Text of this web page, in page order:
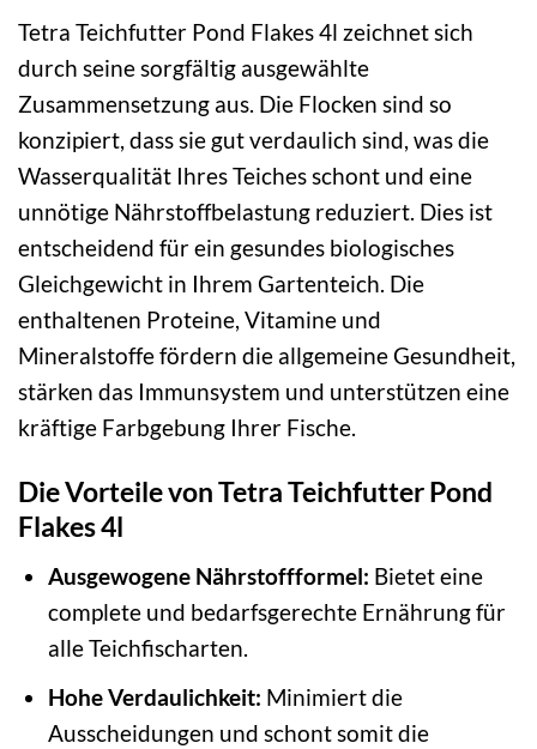
Tetra Teichfutter Pond Flakes 4l zeichnet sich
durch seine sorgfältig ausgewählte
Zusammensetzung aus. Die Flocken sind so
konzipiert, dass sie gut verdaulich sind, was die
Wasserqualität Ihres Teiches schont und eine
unnötige Nährstoffbelastung reduziert. Dies ist
entscheidend für ein gesundes biologisches
Gleichgewicht in Ihrem Gartenteich. Die
enthaltenen Proteine, Vitamine und
Mineralstoffe fördern die allgemeine Gesundheit,
stärken das Immunsystem und unterstützen eine
kräftige Farbgebung Ihrer Fische.
Die Vorteile von Tetra Teichfutter Pond
Flakes 4l
Ausgewogene Nährstoffformel: Bietet eine
complete und bedarfsgerechte Ernährung für
alle Teichfischarten.
Hohe Verdaulichkeit: Minimiert die
Ausscheidungen und schont somit die